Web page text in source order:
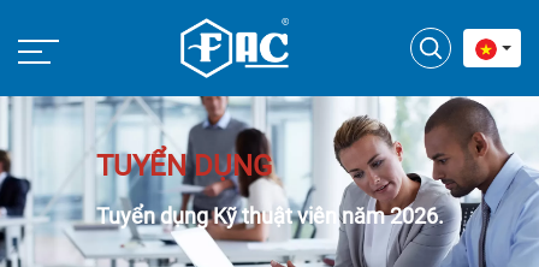
TUYỂN DỤNG
Tuyển dụng Kỹ thuật viên năm 2026.